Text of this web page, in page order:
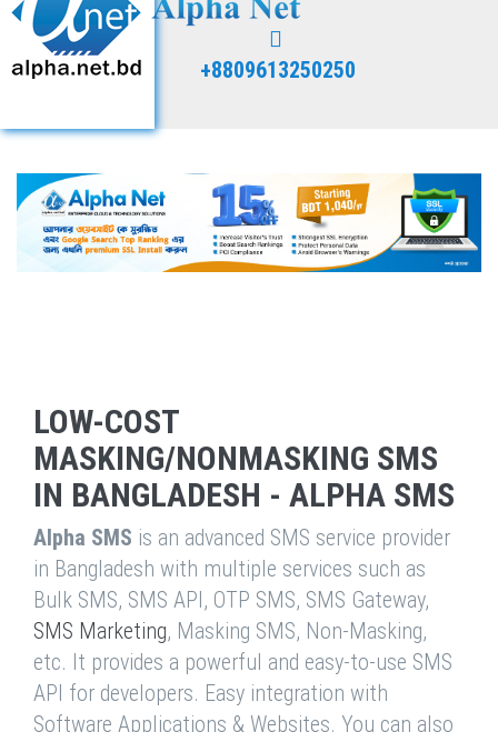
+8809613250250
LOW-COST
MASKING/NONMASKING SMS
IN BANGLADESH - ALPHA SMS
Alpha SMS is an advanced SMS service provider
in Bangladesh with multiple services such as
Bulk SMS, SMS API, OTP SMS, SMS Gateway,
SMS Marketing, Masking SMS, Non-Masking,
etc. It provides a powerful and easy-to-use SMS
API for developers. Easy integration with
Software Applications & Websites. You can also